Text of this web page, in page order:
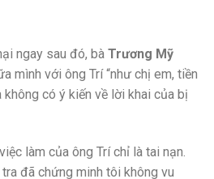
ngay sau đó, bà Trương Mỹ
mình với ông Trí “như chị em, tiền
có ý kiến về lời khai của bị
làm của ông Trí chỉ là tai nạn.
đã chứng minh tôi không vu